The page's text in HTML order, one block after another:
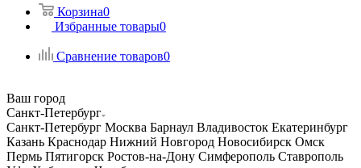
Корзина0
Избранные товары0
Сравнение товаров0
Ваш город
Санкт-Петербург
Санкт-Петербург Москва Барнаул Владивосток Екатеринбург
Казань Краснодар Нижний Новгород Новосибирск Омск
Пермь Пятигорск Ростов-на-Дону Симферополь Ставрополь